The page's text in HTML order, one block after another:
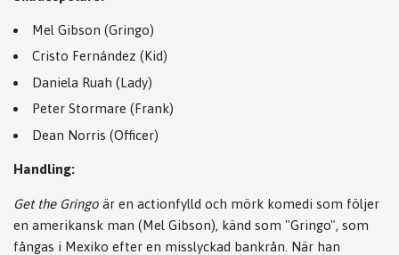
Mel Gibson (Gringo)
Cristo Fernández (Kid)
Daniela Ruah (Lady)
Peter Stormare (Frank)
Dean Norris (Officer)
Handling:
Get the Gringo är en actionfylld och mörk komedi som följer
en amerikansk man (Mel Gibson), känd som "Gringo", som
fångas i Mexiko efter en misslyckad bankrån. När han